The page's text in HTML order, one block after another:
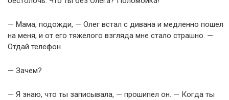
— Мама, подожди, — Олег встал с дивана и медленно пошел
на меня, и от его тяжелого взгляда мне стало страшно. —
Отдай телефон.
— Зачем?
— Я знаю, что ты записывала, — прошипел он. — Когда ты